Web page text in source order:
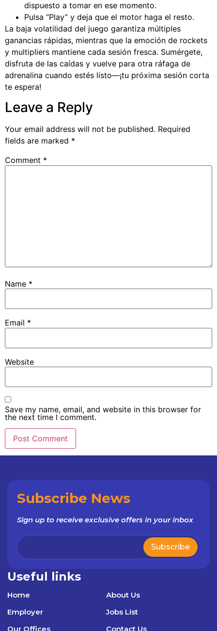
dispuesto a tomar en ese momento.
Pulsa “Play” y deja que el motor haga el resto.
La baja volatilidad del juego garantiza múltiples
ganancias rápidas, mientras que la emoción de rockets
y multipliers mantiene cada sesión fresca. Sumérgete,
disfruta de las caídas y vuelve para otra ráfaga de
adrenalina cuando estés listo—¡tu próxima sesión corta
te espera!
Leave a Reply
Your email address will not be published. Required
fields are marked *
Comment *
Name *
Email *
Website
Save my name, email, and website in this browser for
the next time I comment.
Subscribe News
Sign up to receive exclusive offers in your inbox
Useful links
Home
About Us
Employer
Jobs List
Our Offices
Contact Us